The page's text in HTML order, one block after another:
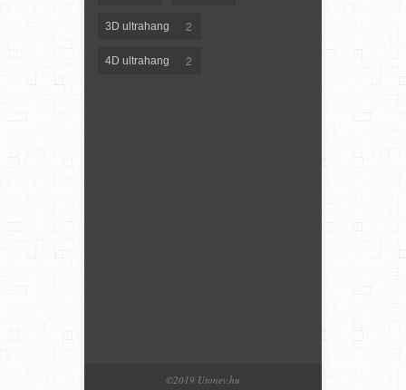
3D ultrahang 2
4D ultrahang 2
©2019 Utonev.hu